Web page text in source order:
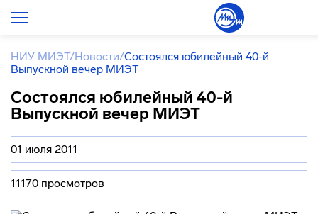
НИУ МИЭТ/Новости/Состоялся юбилейный 40-й
Выпускной вечер МИЭТ
Состоялся юбилейный 40-й
Выпускной вечер МИЭТ
01 июля 2011
11170 просмотров